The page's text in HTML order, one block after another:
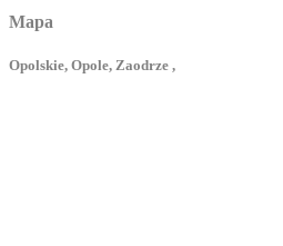
Mapa
Opolskie, Opole, Zaodrze ,